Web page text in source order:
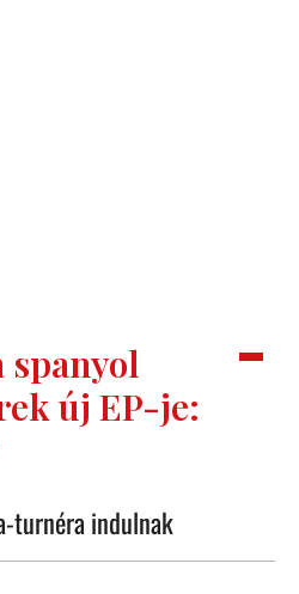
spanyol
új EP-je:
turnéra indulnak